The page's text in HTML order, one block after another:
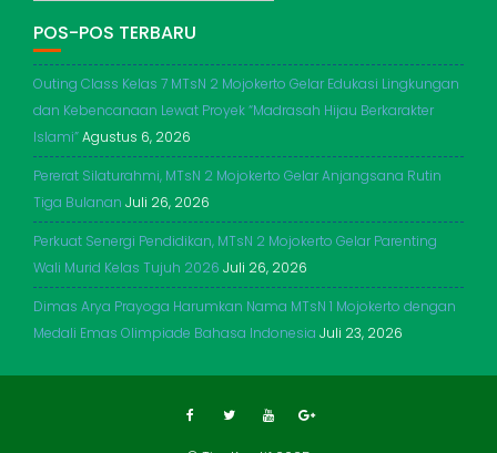
POS-POS TERBARU
Outing Class Kelas 7 MTsN 2 Mojokerto Gelar Edukasi Lingkungan
dan Kebencanaan Lewat Proyek “Madrasah Hijau Berkarakter
Islami”Agustus 6, 2026
Pererat Silaturahmi, MTsN 2 Mojokerto Gelar Anjangsana Rutin
Tiga Bulanan Juli 26, 2026
Perkuat Senergi Pendidikan, MTsN 2 Mojokerto Gelar Parenting
Wali Murid Kelas Tujuh 2026 Juli 26, 2026
Dimas Arya Prayoga Harumkan Nama MTsN 1 Mojokerto dengan
Medali Emas Olimpiade Bahasa Indonesia Juli 23, 2026